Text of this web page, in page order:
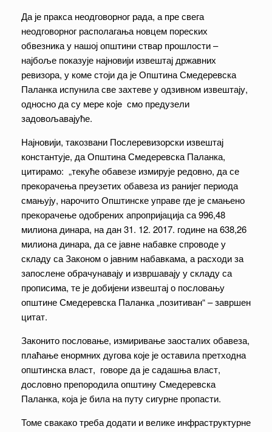
Да је пракса неодговорног рада, а пре свега
неодговорног располагања новцем пореских
обвезника у нашој општини ствар прошлости –
најбоље показује најновији извештај државних
ревизора, у коме стоји да је Општина Смедеревска
Паланка испунила све захтеве у одзивном извештају,
односно да су мере кoje смо предузели
задовољавајуће.
Најновији, такозвани Послеревизорски извештај
константује, да Општина Смедеревска Паланка,
цитирамо: „текуће обавезе измирује редовно, да се
прeкорачења преузетих обавеза из ранијег периода
смањују, нарочито Општинске управе где је смањено
прекорачење одобрених апропријација са 996,48
милиона динара, на дан 31. 12. 2017. године на 638,26
милиона динара, да се јавне набавке спроводе у
складу са Законом о јавним набавкама, а расходи за
запослене обрачунавају и извршавају у складу са
прописима, те је добијени извештај о пословању
општине Смедеревска Паланка „позитиван“ – завршен
цитат.
Законито пословање, измиривање заосталих обавеза,
плаћање енормних дугова које је оставила претходна
општинска власт, говоре да је садашња власт,
дословно препородила општину Смедеревска
Паланка, која је била на путу сигурне пропасти.
Томе свакако треба додати и велике инфраструктурне